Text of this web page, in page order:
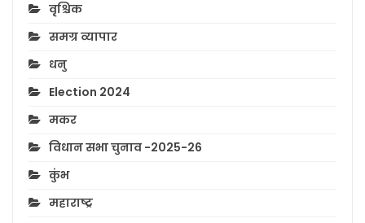
वृश्चिक
समग्र व्यापार
धनु
Election 2024
मकर
विधान सभा चुनाव -2025-26
कुंभ
महाराष्ट्र